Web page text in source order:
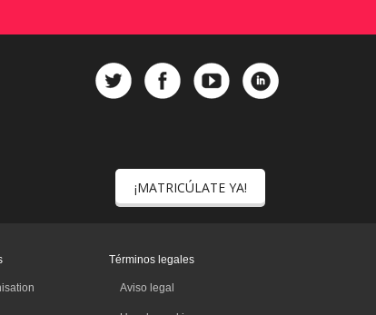
¡MATRICÚLATE YA!
Términos legales
Aviso legal